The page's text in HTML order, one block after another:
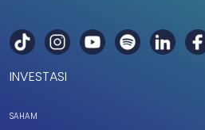
INVESTASI
SAHAM